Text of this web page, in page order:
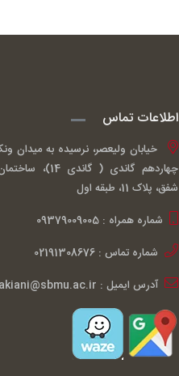
اطلاعات تماس
خیابان ولیعصر، نرسیده به میدان
چهاردهم گاندی (
شفق، پلاک 11، طبقه اول
شماره همراه : 09379009005
شماره تماس : 02191308676
آدرس ایمیل : ardakiani@sbmu.ac.ir